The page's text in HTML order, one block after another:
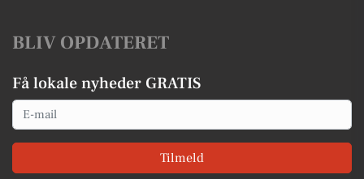
BLIV OPDATERET
Få lokale nyheder GRATIS
Email
Tilmeld